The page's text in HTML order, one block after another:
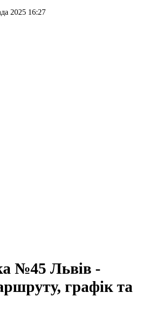
2025 16:27
№45 Львів -
графік та